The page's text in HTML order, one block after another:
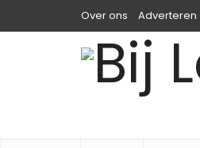
Over ons Adverteren